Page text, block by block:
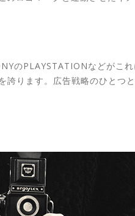
のPLAYSTATIONなどがこれ
誇ります。広告戦略のひとつ